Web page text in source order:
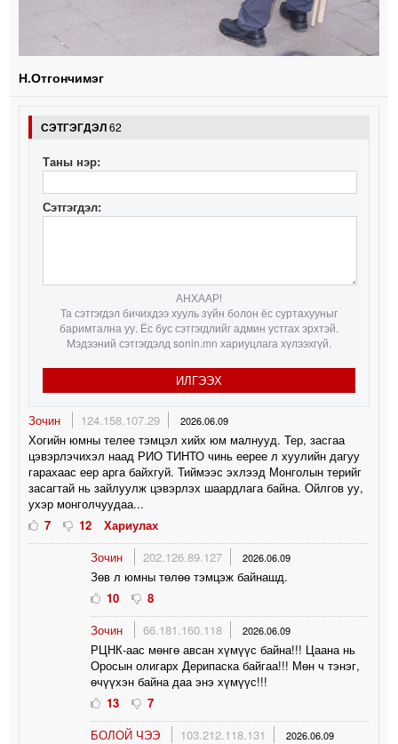
Н.Отгончимэг
СЭТГЭГДЭЛ62
Таны нэр:
Сэтгэгдэл:
АНХААР!
Та сэтгэгдэл бичихдээ хууль зүйн болон ёс суртахууныг
баримтална уу. Ёс бус сэтгэгдлийг админ устгах эрхтэй.
Мэдээний сэтгэгдэлд sonin.mn хариуцлага хүлээхгүй.
ИЛГЭЭХ
Зочин 124.158.107.29 2026.06.09
Хогийн юмны телее тэмцэл хийх юм малнууд. Тер, засгаа
цэвэрлэчихэл наад РИО ТИНТО чинь еерее л хуулийн дагуу
гарахаас еер арга байхгуй. Тиймээс эхлээд Монголын терийг
засагтай нь зайлуулж цэвэрлэх шаардлага байна. Ойлгов уу,
ухэр монголчуудаа...
7
12
Хариулах
Зочин
202.126.89.127 2026.06.09
Зөв л юмны төлөө тэмцэж байнашд.
10
8
Зочин
66.181.160.118 2026.06.09
РЦНК-аас мөнгө авсан хүмүүс байна!!! Цаана нь
Оросын олигарх Дерипаска байгаа!!! Мөн ч тэнэг,
өчүүхэн байна даа энэ хүмүүс!!!
13
7
БОЛОЙ ЧЭЭ
103.212.118.131 2026.06.09